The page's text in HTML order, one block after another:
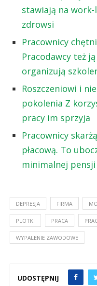
stawiają na
zdrowsi
Pracownicy
Pracodawcy też
organizują
Roszczeniowi i
pokolenia Z
pracy im sprzyja
Pracownicy
płacową. To
minimalnej pensji
DEPRESJA FIRMA
PLOTKI PRACA
WYPALENIE ZAWODOWE
UDOSTĘPNIJ